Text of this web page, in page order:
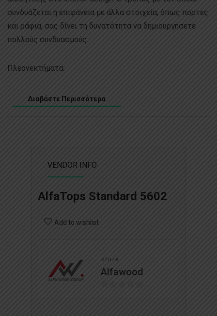
συνδυάζεται η επιφάνεια με άλλα στοιχεία, όπως πόρτες
και ράφια, σας δίνει τη δυνατότητα να δημιουργήσετε
πολλούς συνδυασμούς.
Πλεονεκτήματα:
... Διαβάστε Περισσότερα
VENDOR INFO
AlfaTops Standard 5602
Add to wishlist
store
Alfawood